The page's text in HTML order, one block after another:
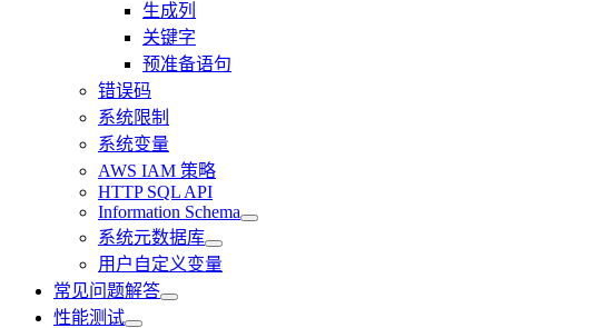
生成列
关键字
预准备语句
错误码
系统限制
系统变量
AWS IAM 策略
HTTP SQL API
Information Schema
系统元数据库
用户自定义变量
常见问题解答
性能测试